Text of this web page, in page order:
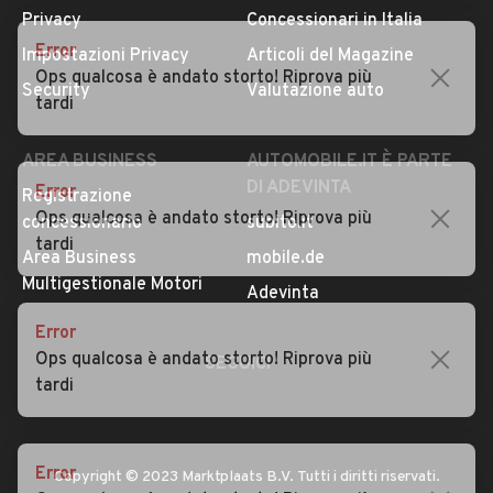
Condizioni generali
Privacy
Impostazioni Privacy
Security
Tipi di veicoli
Concessionari in Italia
Articoli del Magazine
Valutazione auto
AREA BUSINESS
Registrazione
concessionario
Area Business
Multigestionale Motori
DI ADEVINTA
subito.it
mobile.de
Error
Ops qualcosa è andato storto! Riprova più
tardi
Error
Ops qualcosa è andato storto! Riprova più
tardi
Error
Ops qualcosa è andato storto! Riprova più
tardi
Error